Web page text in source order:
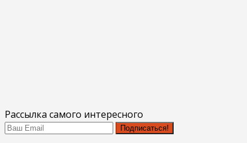
Рассылка самого интересного
Подписаться!